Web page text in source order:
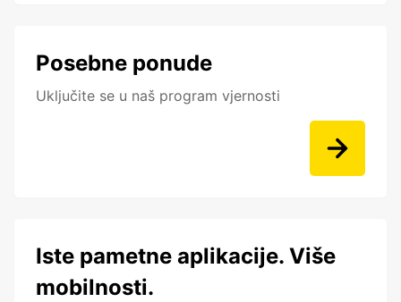
Posebne ponude
Uključite se u naš program vjernosti
Iste pametne aplikacije. Više
mobilnosti.